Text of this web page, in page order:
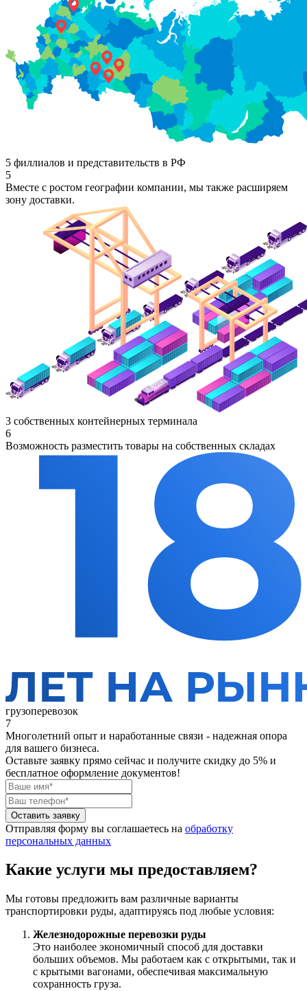
5 филлиалов и представительств в РФ
5
Вместе с ростом географии компании, мы также расширяем
зону доставки.
3 собственных контейнерных терминала
6
Возможность разместить товары на собственных складах
грузоперевозок
7
Многолетний опыт и наработанные связи - надежная опора
для вашего бизнеса.
Оставьте заявку прямо сейчас и получите скидку до 5% и
бесплатное оформление документов!
Оставить заявку
Отправляя форму вы соглашаетесь на обработку
персональных данных
Какие услуги мы предоставляем?
Мы готовы предложить вам различные варианты
транспортировки руды, адаптируясь под любые условия:
Железнодорожные перевозки руды
Это наиболее экономичный способ для доставки
больших объемов. Мы работаем как с открытыми, так и
с крытыми вагонами, обеспечивая максимальную
сохранность груза.